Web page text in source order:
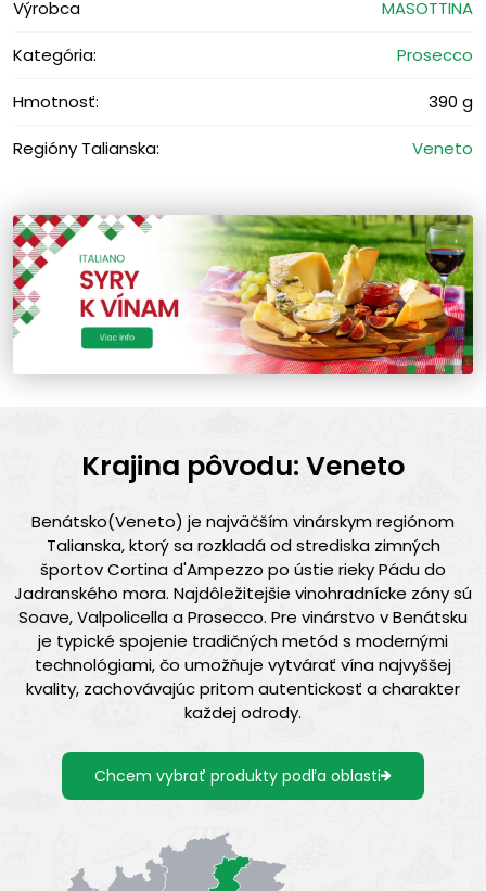
Výrobca MASOTTINA
Kategória: Prosecco
Hmotnosť: 390 g
Regióny Talianska: Veneto
Krajina pôvodu: Veneto
Benátsko(Veneto) je najväčším vinárskym regiónom
Talianska, ktorý sa rozkladá od strediska zimných
športov Cortina d'Ampezzo po ústie rieky Pádu do
Jadranského mora. Najdôležitejšie vinohradnícke zóny sú
Soave, Valpolicella a Prosecco. Pre vinárstvo v Benátsku
je typické spojenie tradičných metód s modernými
technológiami, čo umožňuje vytvárať vína najvyššej
kvality, zachovávajúc pritom autentickosť a charakter
každej odrody.
Chcem vybrať produkty podľa oblasti